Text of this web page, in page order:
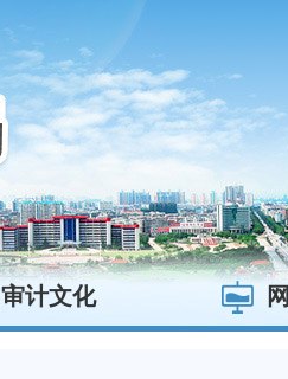
审计文化